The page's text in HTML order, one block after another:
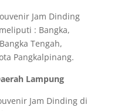
Jam Dinding
: Bangka,
Tengah,
Pangkalpinang.
Lampung
Jam Dinding di